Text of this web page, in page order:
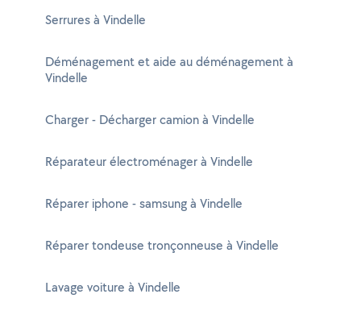
Serrures à Vindelle
Déménagement et aide au déménagement à
Vindelle
Charger - Décharger camion à Vindelle
Réparateur électroménager à Vindelle
Réparer iphone - samsung à Vindelle
Réparer tondeuse tronçonneuse à Vindelle
Lavage voiture à Vindelle